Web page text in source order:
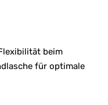
beim
für optimale